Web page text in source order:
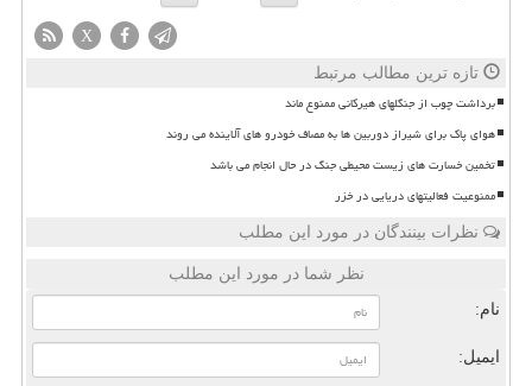
X
تازه ترین مطالب مرتبط
برداشت چوب از جنگلهای هیرکانی ممنوع ماند
هوای پاک برای شیراز دوربین ها به مصاف خودرو های آلاینده می روند
تخمین خسارت های زیست محیطی جنگ در حال انجام می باشد
ممنوعیت فعالیتهای دریایی در خزر
نظرات بینندگان در مورد این مطلب
نظر شما در مورد این مطلب
نام:
ایمیل: